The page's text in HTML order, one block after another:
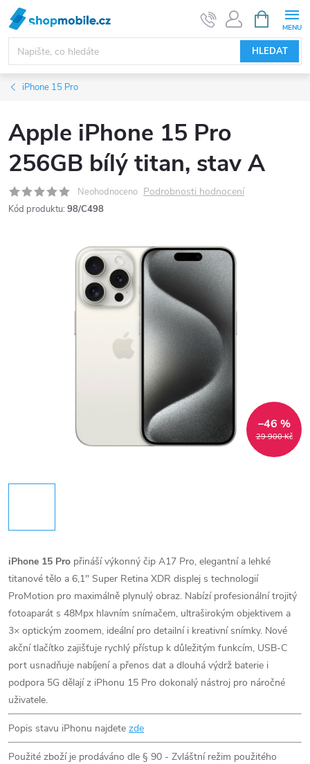
Přejít
na
obsah
HLEDAT
NÁKUPNÍ
KOŠÍK
iPhone 15 Pro
Apple iPhone 15 Pro
256GB bílý titan, stav A
Neohodnoceno Podrobnosti hodnocení
Kód produktu: 98/C498
29 900 Kč
–46 %
iPhone 15 Pro přináší výkonný čip A17 Pro, elegantní a lehké
titanové tělo a 6,1" Super Retina XDR displej s technologií
ProMotion pro maximálně plynulý obraz. Nabízí profesionální trojitý
fotoaparát s 48Mpx hlavním snímačem, ultraširokým objektivem a
3× optickým zoomem, ideální pro detailní i kreativní snímky. Nové
akční tlačítko zajišťuje rychlý přístup k důležitým funkcím, USB-C
port usnadňuje nabíjení a přenos dat a dlouhá výdrž baterie i
podpora 5G dělají z iPhonu 15 Pro dokonalý nástroj pro náročné
uživatele.
Popis stavu iPhonu najdete zde
Použité zboží je prodáváno dle § 90 - Zvláštní režim použitého